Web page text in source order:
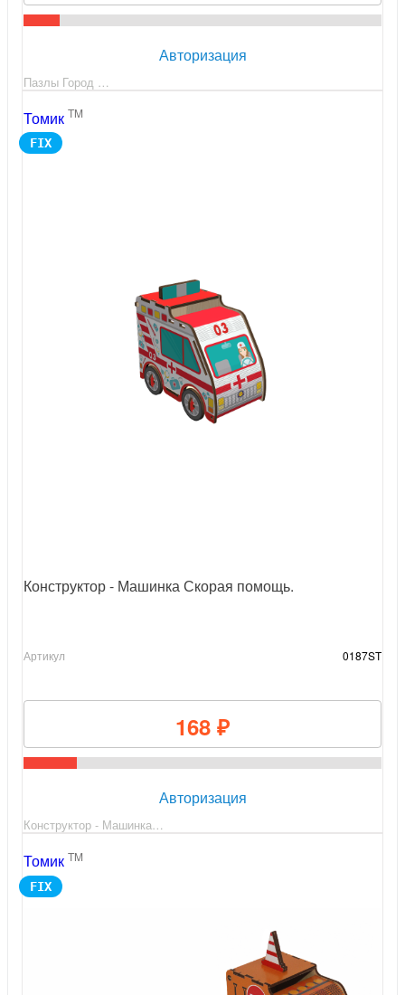
Авторизация
Пазлы Город …
Томик TM
FIX
Конструктор - Машинка Скорая помощь.
Артикул 0187ST
168 ₽
Авторизация
Конструктор - Машинка…
Томик TM
FIX